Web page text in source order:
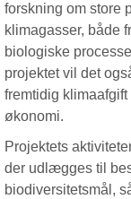
forskning om store
klimagasser, både
biologiske
projektet vil det
fremtidig
økonomi.
Projektets
der udlægges til
biodiversitetsmål,